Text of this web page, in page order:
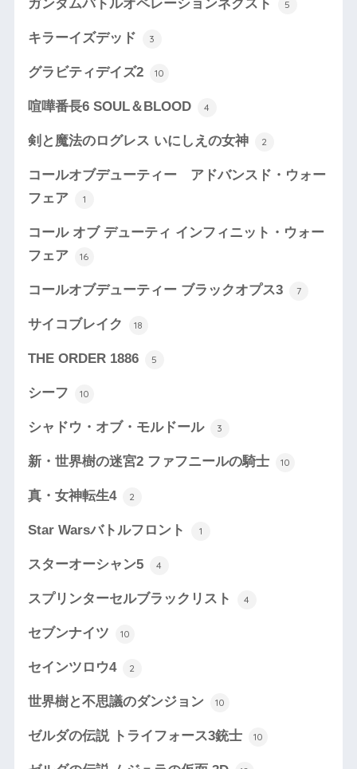
ガンダムバトルオペレーションネクスト 5
キラーイズデッド 3
グラビティデイズ2 10
喧嘩番長6 SOUL＆BLOOD 4
剣と魔法のログレス いにしえの女神 2
コールオブデューティー アドバンスド・ウォー
フェア
1
コール オブ デューティ インフィニット・ウォー
フェア
16
コールオブデューティー ブラックオプス3 7
サイコブレイク 18
THE ORDER 1886 5
シーフ 10
シャドウ・オブ・モルドール 3
新・世界樹の迷宮2 ファフニールの騎士 10
真・女神転生4 2
Star Warsバトルフロント 1
スターオーシャン5 4
スプリンターセルブラックリスト 4
セブンナイツ 10
セインツロウ4 2
世界樹と不思議のダンジョン 10
ゼルダの伝説 トライフォース3銃士 10